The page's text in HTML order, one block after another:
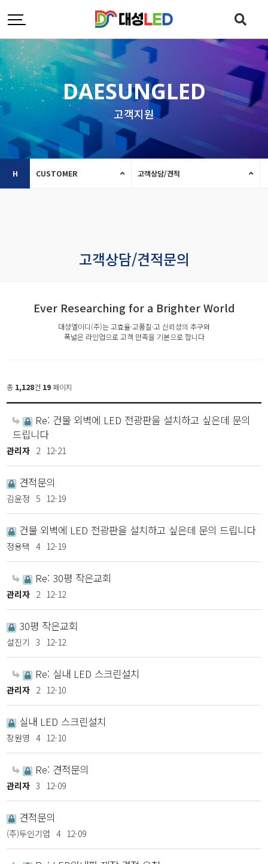
DAESUNGLED
고객지원
H CUSTOMER 고객상담/견적
고객상담/견적문의
Ever Researching for a Brighter World
대성엘이디(주)는 고효율·고품질·고 신뢰성의 추구와
폭넓은 라인업으로 고객 만족을 기본으로 합니다
총 1,128건 19 페이지
Re: 건물 외벽에 LED 전광판을 설치하고 싶은데 문의
드립니다
관리자 2 12-21
견적문의
김윤정 5 12-19
건물 외벽에 LED 전광판을 설치하고 싶은데 문의 드립니다
정용택 4 12-19
Re: 30평 작은교회
관리자 2 12-12
30평 작은교회
설진기 3 12-12
Re: 실내 LED 스크린설치
관리자 2 12-10
실내 LED 스크린설치
장원영 4 12-10
Re: 견적문의
관리자 3 12-09
견적문의
(주)두인기업 4 12-09